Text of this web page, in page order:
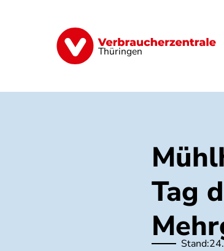
Thüringen
Finanzen Digitales
Tag
Stand: